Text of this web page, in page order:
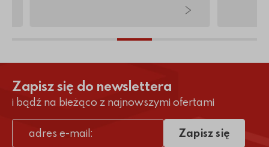
Zapisz się do newslettera
i bądź na bieżąco z najnowszymi ofertami
adres e-mail Zapisz się